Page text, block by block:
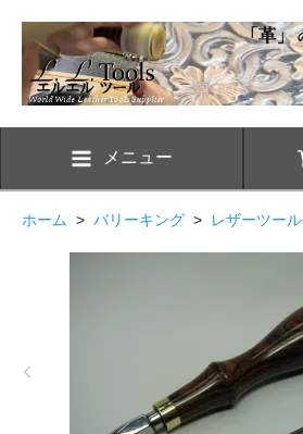
メニュー
ホーム > バリーキング > レザーツール